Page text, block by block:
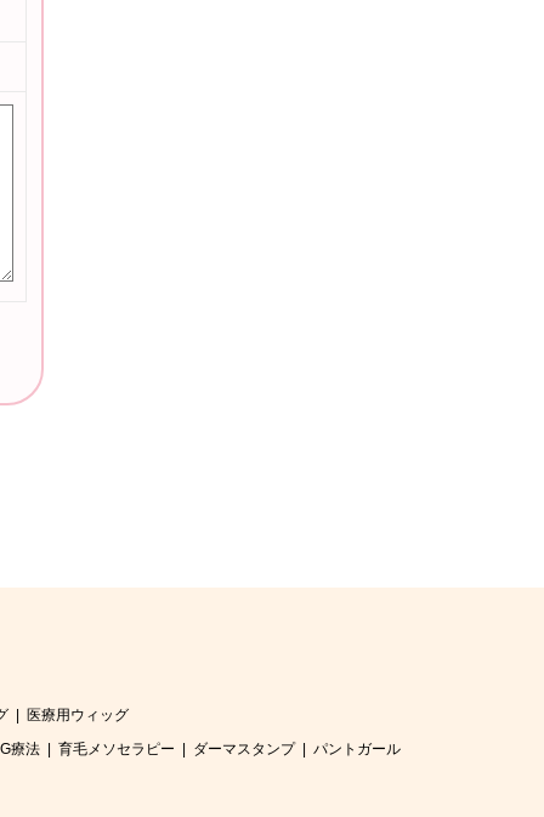
医療用ウィッグ
療法
育毛メソセラピー ダーマスタンプ パントガール